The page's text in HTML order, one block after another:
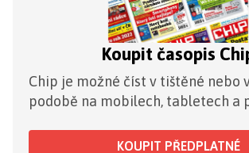
Koupit časopis
Chip je možné číst v tištěné nebo
podobě na mobilech, tabletech a
KOUPIT PŘEDPLATNÉ